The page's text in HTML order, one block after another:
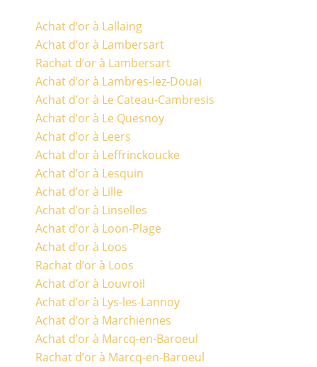
Achat d’or à Lallaing
Achat d’or à Lambersart
Rachat d’or à Lambersart
Achat d’or à Lambres-lez-Douai
Achat d’or à Le Cateau-Cambresis
Achat d’or à Le Quesnoy
Achat d’or à Leers
Achat d’or à Leffrinckoucke
Achat d’or à Lesquin
Achat d’or à Lille
Achat d’or à Linselles
Achat d’or à Loon-Plage
Achat d’or à Loos
Rachat d’or à Loos
Achat d’or à Louvroil
Achat d’or à Lys-les-Lannoy
Achat d’or à Marchiennes
Achat d’or à Marcq-en-Baroeul
Rachat d’or à Marcq-en-Baroeul